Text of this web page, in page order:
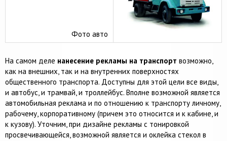
Фото авто
На самом деле нанесение рекламы на транспорт возможно,
как на внешних, так и на внутренних поверхностях
общественного транспорта. Доступны для этой цели все виды,
и автобус, и трамвай, и троллейбус. Вполне возможной является
автомобильная реклама и по отношению к транспорту личному,
рабочему, корпоративному (причем это относится и к кабине, и
к кузову). Уточним, при дизайне рекламы с тонировкой
просвечивающейся, возможной является и оклейка стекол в